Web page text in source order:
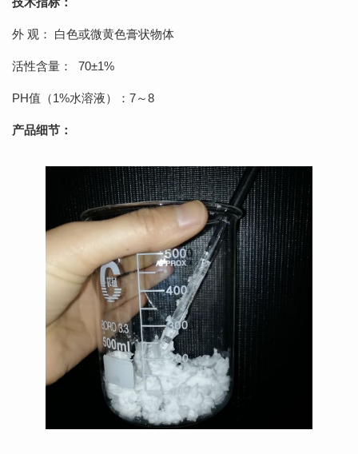
外 观： 白色或微黄色膏状物体
活性含量： 70±1%
PH值（1%水溶液）：7～8
产品细节：